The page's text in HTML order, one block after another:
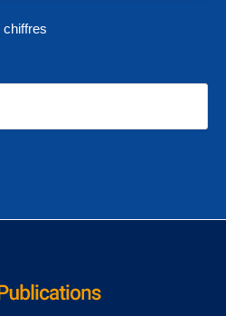
chiffres